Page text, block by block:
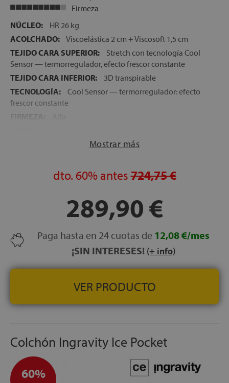
Firmeza
NÚCLEO:
HR 26 kg
ACOLCHADO: Viscoelástica 2 cm + Viscosoft 1,5 cm
TEJIDO CARA SUPERIOR:
Stretch con tecnología Cool
Sensor — termorregulador, efecto frescor constante
TEJIDO CARA INFERIOR:
3D transpirable
TECNOLOGÍA:
Cool Sensor — termorregulador: efecto
frescor constante
120 noches
Mostrar más
dto. 60% antes724,75 €
289,90 €
Paga hasta en 24 cuotas de 12,08 €/mes
¡SIN INTERESES! (+ info)
VER PRODUCTO
Colchón Ingravity Ice Pocket
60%